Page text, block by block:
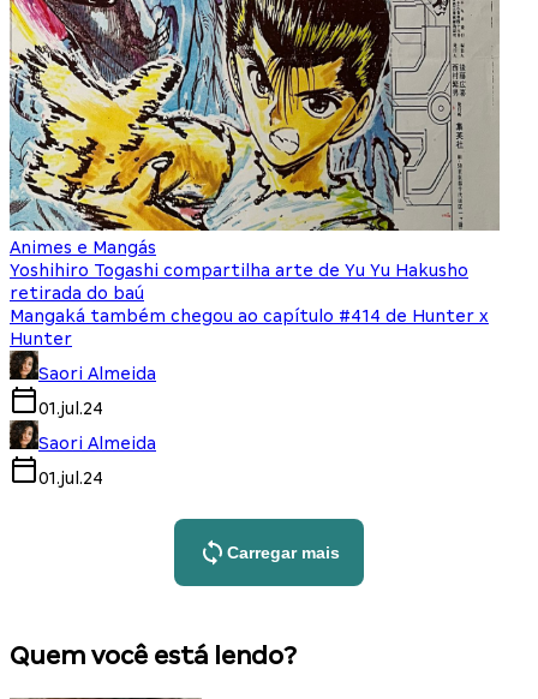
Animes e Mangás
Yoshihiro Togashi compartilha arte de Yu Yu Hakusho
retirada do baú
Mangaká também chegou ao capítulo #414 de Hunter x
Hunter
Saori Almeida
01.jul.24
Saori Almeida
01.jul.24
Carregar mais
Quem você está lendo?